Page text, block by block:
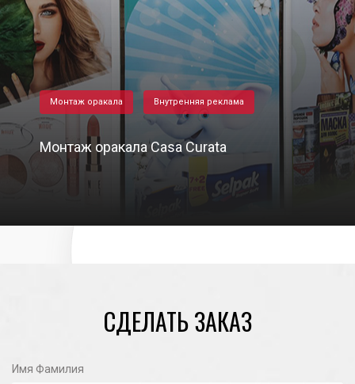
Монтаж оракала Внутренняя реклама
Монтаж оракала Casa Curata
07/09/2022
СДЕЛАТЬ ЗАКАЗ
Имя Фамилия